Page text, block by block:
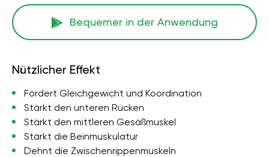
Bequemer in der Anwendung
Nützlicher Effekt
Fördert Gleichgewicht und Koordination
Stärkt den unteren Rücken
Stärkt den mittleren Gesäßmuskel
Stärkt die Beinmuskulatur
Dehnt die Zwischenrippenmuskeln